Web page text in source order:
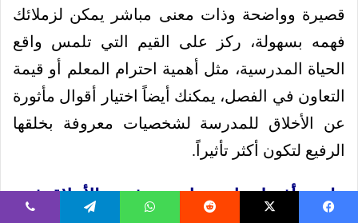
قصيرة وواضحة وذات معنى مباشر يمكن لزملائك
فهمه بسهولة، ركز على القيم التي تلمس واقع
الحياة المدرسية، مثل أهمية احترام المعلم أو قيمة
التعاون في الفصل، يمكنك أيضاً اختيار أقوال مأثورة
عن الأخلاق للمدرسة لشخصيات معروفة بخلقها
الرفيع لتكون أكثر تأثيراً.
ما هي أفضل طريقة لتقديم فقرة الأخلاق في